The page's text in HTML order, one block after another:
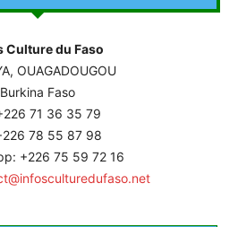
Culture du Faso
OUAGADOUGOU
Burkina Faso
71 36 35 79
78 55 87 98
+226 75 59 72 16